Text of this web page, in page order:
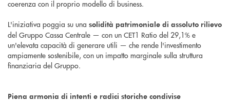
coerenza con il proprio modello di business.
L'iniziativa poggia su una solidità patrimoniale di assoluto rilievo
del Gruppo Cassa Centrale — con un CET1 Ratio del 29,1% e
un'elevata capacità di generare utili — che rende l'investimento
ampiamente sostenibile, con un impatto marginale sulla struttura
finanziaria del Gruppo.
Piena armonia di intenti e radici storiche condivise